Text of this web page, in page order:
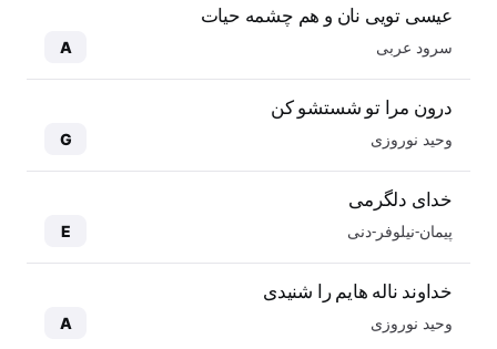
عیسی تویی نان و هم چشمه حیات
سرود عربی A
درون مرا تو شستشو کن
وحید نوروزی G
خدای دلگرمی
پیمان-نیلوفر-دنی E
خداوند ناله هایم را شنیدی
وحید نوروزی A